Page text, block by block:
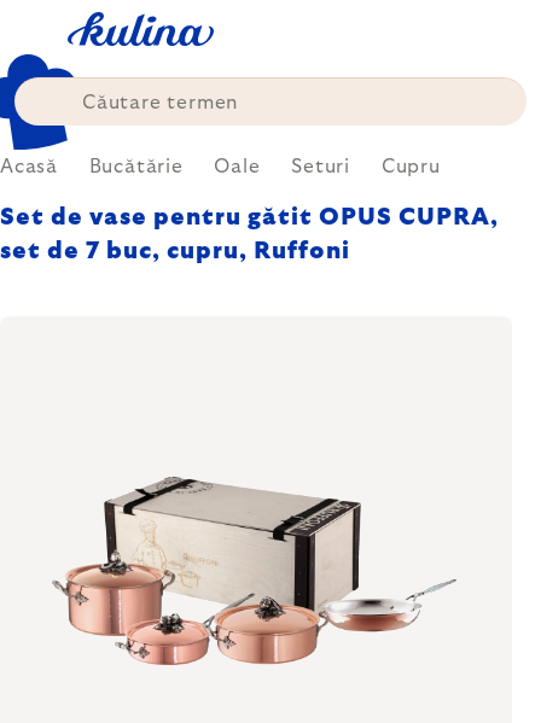
conținut
Acasă Bucătărie Oale Seturi Cupru
Set de vase pentru gătit OPUS CUPRA,
set de 7 buc, cupru, Ruffoni